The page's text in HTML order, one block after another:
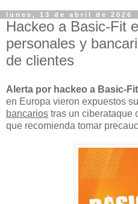
lunes, 13 de abril de 2026
Hackeo a Basic-Fit
personales y
de clientes
Alerta por hackeo a Basic-
en Europa vieron expuestos
bancarios tras un ciberataque
que recomienda tomar